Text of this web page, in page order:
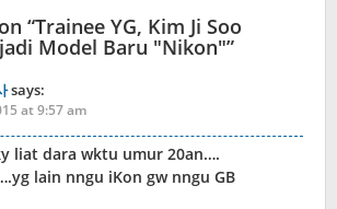
“Trainee YG, Kim Ji Soo
Model Baru "Nikon"”
says:
at 9:57 am
liat dara wktu umur 20an….
lain nngu iKon gw nngu GB